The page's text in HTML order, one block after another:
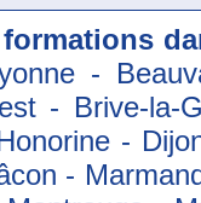
-
- Brive-
-
-